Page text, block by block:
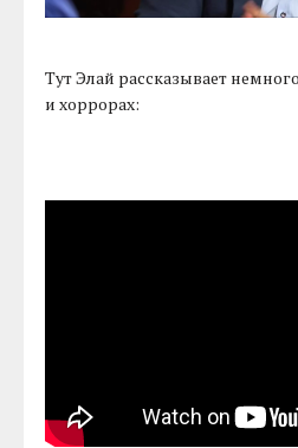
Тут Элай рассказывает
и хоррорах: